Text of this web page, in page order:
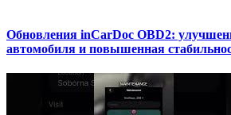
Обновления inCarDoc OBD2:
автомобиля и повышенная